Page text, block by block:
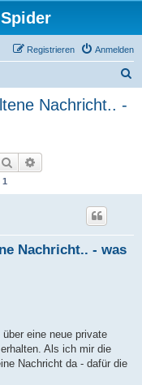
Anmelden
Registrieren
Nachricht.. -
Suche
1
Nachricht.. - was
eine neue private
Als ich mir die
Nachricht da - dafür die